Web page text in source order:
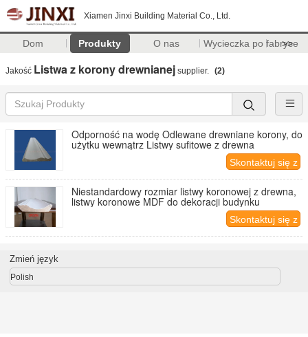
Xiamen Jinxi Building Material Co., Ltd.
Dom Produkty O nas Wycieczka po fabryce
>>
Jakość Listwa z korony drewnianej supplier. (2)
Odporność na wodę Odlewane drewniane korony, do
użytku wewnątrz Listwy sufitowe z drewna
Skontaktuj się z
nami
Niestandardowy rozmiar listwy koronowej z drewna,
listwy koronowe MDF do dekoracji budynku
Skontaktuj się z
nami
Zmień język
Polish